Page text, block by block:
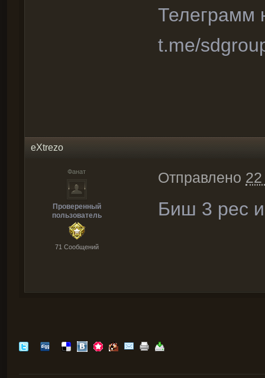
Телеграмм
t.me/
eXtrezo
Фанат
Проверенный
пользователь
71 Cообщений
Отправлено
Биш 3 рес